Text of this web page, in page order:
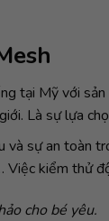
tại Mỹ với
Là sự lựa
sự an toàn
kiểm thử
cho bé yêu.